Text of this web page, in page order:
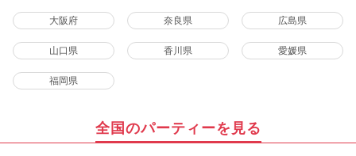
大阪府 奈良県 広島県
山口県 香川県 愛媛県
福岡県
全国のパーティーを見る